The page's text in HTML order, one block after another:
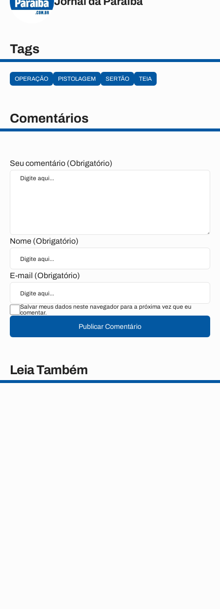
Tags
OPERAÇÃO PISTOLAGEM SERTÃO TEIA
Comentários
Seu comentário (Obrigatório)
Nome (Obrigatório)
E-mail (Obrigatório)
Salvar meus dados neste navegador para a próxima vez que eu
comentar.
Publicar Comentário
Leia Também